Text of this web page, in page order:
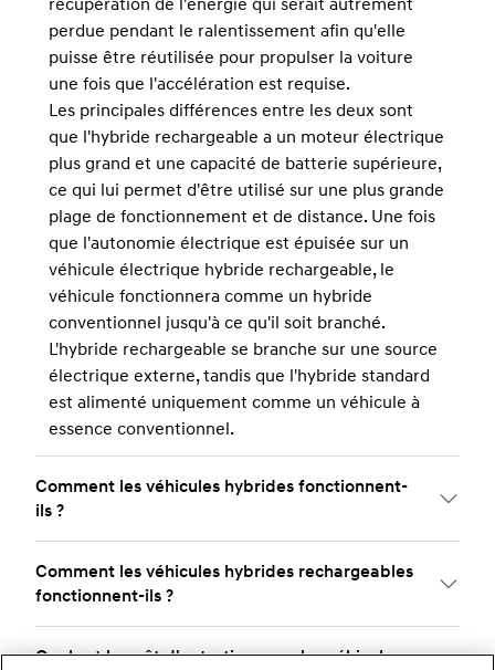
perdue pendant le ralentissement afin qu'elle
puisse être réutilisée pour propulser la voiture
une fois que l'accélération est requise.
Les principales différences entre les deux sont
que l'hybride rechargeable a un moteur électrique
plus grand et une capacité de batterie supérieure,
ce qui lui permet d'être utilisé sur une plus grande
plage de fonctionnement et de distance. Une fois
que l'autonomie électrique est épuisée sur un
véhicule électrique hybride rechargeable, le
véhicule fonctionnera comme un hybride
conventionnel jusqu'à ce qu'il soit branché.
L'hybride rechargeable se branche sur une source
électrique externe, tandis que l'hybride standard
est alimenté uniquement comme un véhicule à
essence conventionnel.
Comment les véhicules hybrides fonctionnent-
ils ?
Comment les véhicules hybrides rechargeables
fonctionnent-ils ?
Quel est le coût d'entretien pour les véhicules